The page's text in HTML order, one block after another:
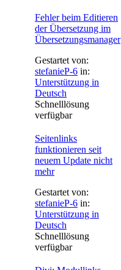
Fehler beim Editieren
der Übersetzung im
Übersetzungsmanager
Gestartet von:
stefanieP-6 in:
Unterstützung in
Deutsch
Schnelllösung
verfügbar
Seitenlinks
funktionieren seit
neuem Update nicht
mehr
Gestartet von:
stefanieP-6 in:
Unterstützung in
Deutsch
Schnelllösung
verfügbar